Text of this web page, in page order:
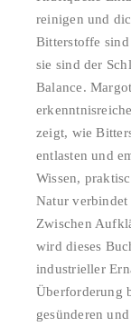
reinigen und
Bitterstoffe sind
sie sind der
Balance.
zeigt, wie
entlasten und
Wissen,
Natur
Zwischen
wird dieses
industrieller
Überforderung
gesünderen